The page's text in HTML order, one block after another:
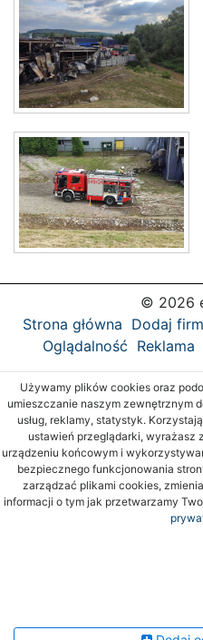
© 2026
Strona główna Dodaj
Oglądalność Reklama
Używamy plików cookies oraz
umieszczanie naszym zewnętrznym
usług, reklamy, statystyk.
ustawień przeglądarki, wyrażasz
urządzeniu końcowym i
bezpiecznego funkcjonowania
zarządzać plikami cookies,
informacji o tym jak przetwarzamy